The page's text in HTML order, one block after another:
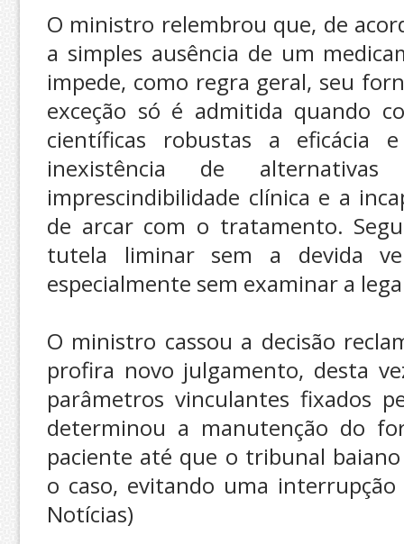
O ministro relembrou que, de
a simples ausência de um
impede, como regra geral, seu
exceção só é admitida quando
científicas robustas a eficácia
inexistência de
imprescindibilidade clínica e a
de arcar com o tratamento.
tutela liminar sem a devida
especialmente sem examinar a
O ministro cassou a decisão
profira novo julgamento, desta
parâmetros vinculantes fixados
determinou a manutenção do
paciente até que o tribunal
o caso, evitando uma
Notícias)